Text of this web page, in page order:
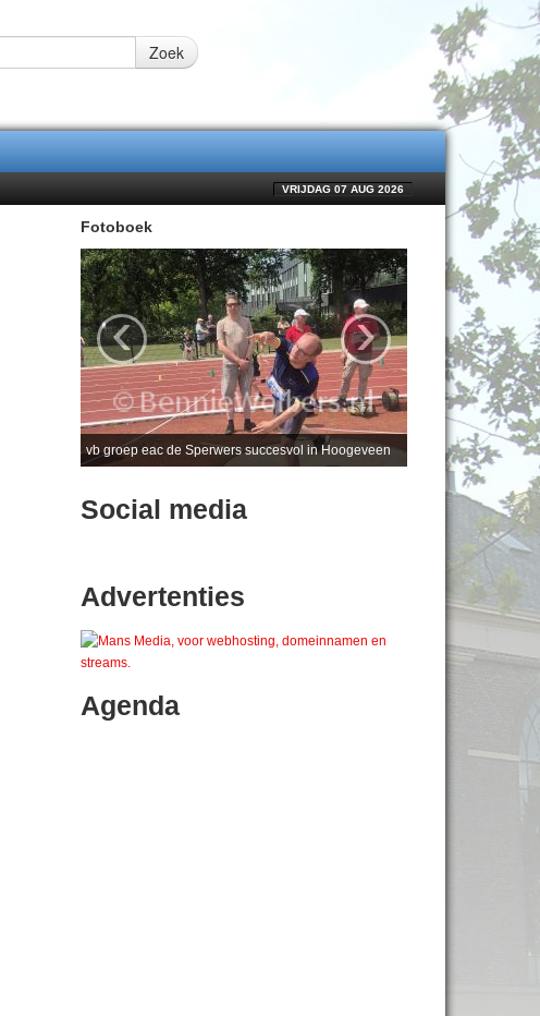
Zoek
VRIJDAG 07 AUG 2026
Fotoboek
vb groep eac de Sperwers succesvol in Hoogeveen
‹ ›
Social media
Advertenties
Agenda